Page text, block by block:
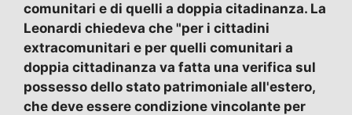
comunitari e di quelli a doppia citadinanza. La
Leonardi chiedeva che "per i cittadini
extracomunitari e per quelli comunitari a
doppia cittadinanza va fatta una verifica sul
possesso dello stato patrimoniale all'estero,
che deve essere condizione vincolante per